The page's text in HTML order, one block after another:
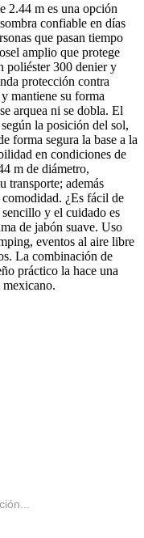
2.44 m es una opción
confiable en días
que pasan tiempo
amplio que protege
poliéster 300 denier y
protección contra
mantiene su forma
arquea ni se dobla. El
la posición del sol,
forma segura la base a la
en condiciones de
m de diámetro,
transporte; además
¿Es fácil de
y el cuidado es
de jabón suave. Uso
eventos al aire libre
La combinación de
práctico la hace una